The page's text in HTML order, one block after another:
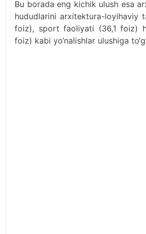
Bu borada eng kichik ulush esa
hududlarini arxitektura-loyihaviy
foiz), sport faoliyati (36,1 foiz)
foiz) kabi yo‘nalishlar ulushiga